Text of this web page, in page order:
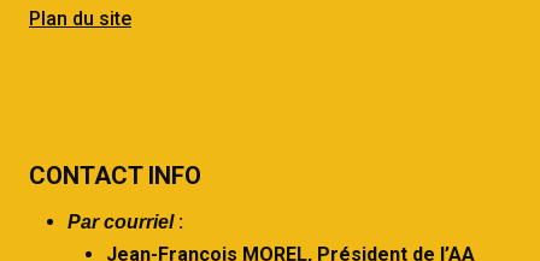
Plan du site
CONTACT INFO
Par courriel:
Jean-François MOREL, Président de l’AA